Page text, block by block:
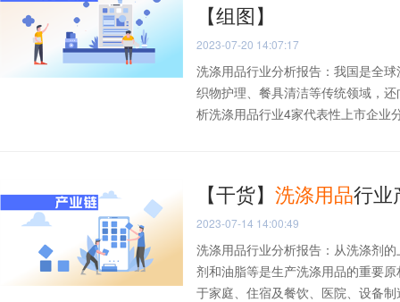
【组图】
2023-07-20 14:07:17
洗涤用品行业分析报告：我国是全
织物护理、餐具清洁等传统领域，
析洗涤用品行业4家代表性上市企业
【干货】 洗涤用品行业
2023-07-14 14:00:49
洗涤用品行业分析报告：从洗涤剂
剂和油脂等是生产洗涤用品的重要
于家庭、住宿及餐饮、医院、设备